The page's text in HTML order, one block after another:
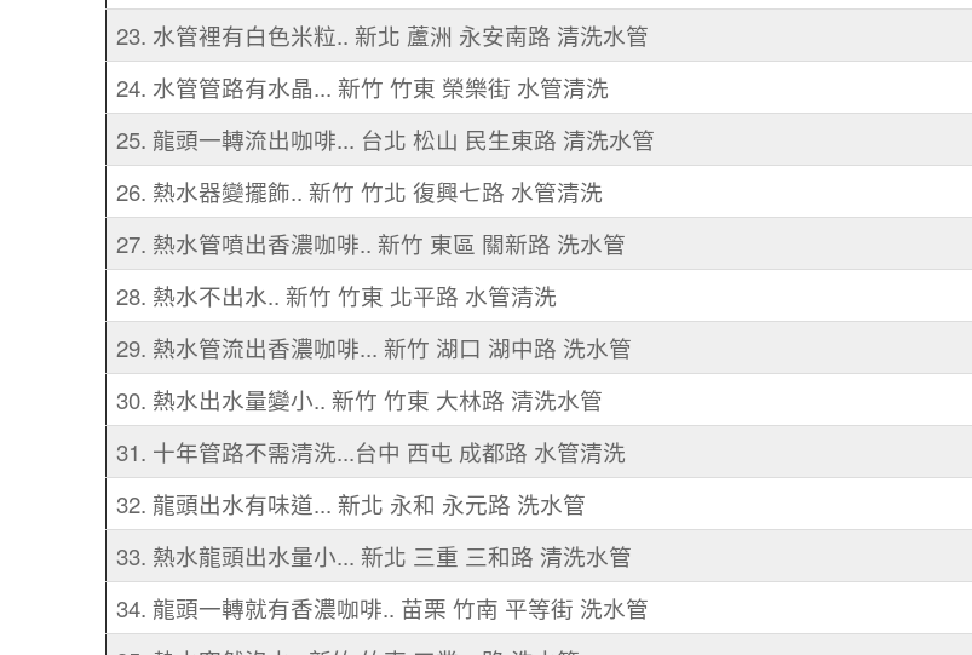
23. 水管裡有白色米粒.. 新北 蘆洲 永安南路 清洗水管
24. 水管管路有水晶... 新竹 竹東 榮樂街 水管清洗
25. 龍頭一轉流出咖啡... 台北 松山 民生東路 清洗水管
26. 熱水器變擺飾.. 新竹 竹北 復興七路 水管清洗
27. 熱水管噴出香濃咖啡.. 新竹 東區 關新路 洗水管
28. 熱水不出水.. 新竹 竹東 北平路 水管清洗
29. 熱水管流出香濃咖啡... 新竹 湖口 湖中路 洗水管
30. 熱水出水量變小.. 新竹 竹東 大林路 清洗水管
31. 十年管路不需清洗...台中 西屯 成都路 水管清洗
32. 龍頭出水有味道... 新北 永和 永元路 洗水管
33. 熱水龍頭出水量小... 新北 三重 三和路 清洗水管
34. 龍頭一轉就有香濃咖啡.. 苗栗 竹南 平等街 洗水管